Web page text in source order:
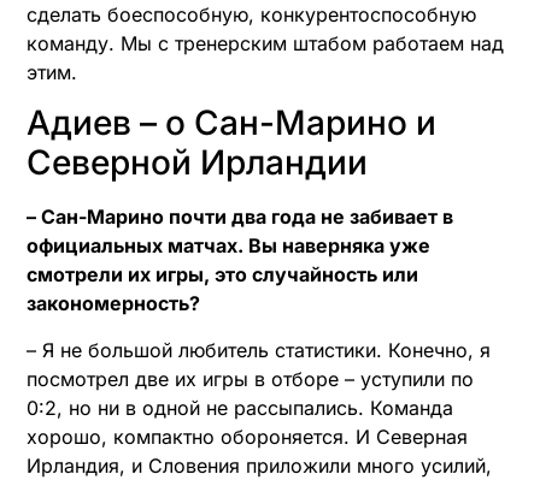
сделать боеспособную, конкурентоспособную
команду. Мы с тренерским штабом работаем над
этим.
Адиев – о Сан-Марино и
Северной Ирландии
– Сан-Марино почти два года не забивает в
официальных матчах. Вы наверняка уже
смотрели их игры, это случайность или
закономерность?
– Я не большой любитель статистики. Конечно, я
посмотрел две их игры в отборе – уступили по
0:2, но ни в одной не рассыпались. Команда
хорошо, компактно обороняется. И Северная
Ирландия, и Словения приложили много усилий,